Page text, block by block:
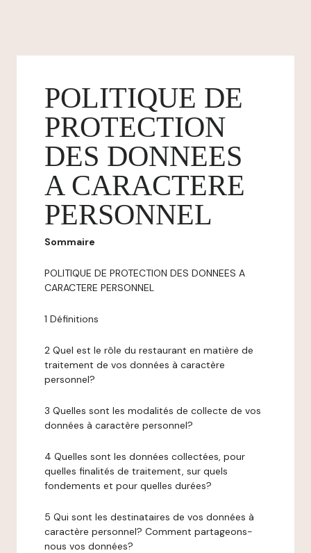
POLITIQUE DE
PROTECTION
DES DONNEES
A CARACTERE
PERSONNEL
Sommaire
POLITIQUE DE PROTECTION DES DONNEES A
CARACTERE PERSONNEL
1 Définitions
2 Quel est le rôle du restaurant en matière de
traitement de vos données à caractère
personnel?
3 Quelles sont les modalités de collecte de vos
données à caractère personnel?
4 Quelles sont les données collectées, pour
quelles finalités de traitement, sur quels
fondements et pour quelles durées?
5 Qui sont les destinataires de vos données à
caractère personnel? Comment partageons-
nous vos données?